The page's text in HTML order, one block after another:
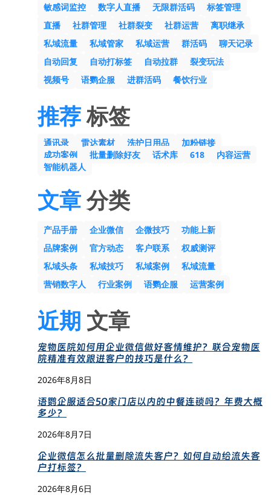
敏感词监控
数字人直播 无限群活码
标签管理
直播
社群管理 社群裂变 社群运营
离职继承
私域流量
私域管家 私域运营 群活码
聊天记录
自动回复
自动打标签 自动拉群
裂变玩法
视频号
语鹦企服 进群活码 餐饮行业
推荐标签
通讯录 雷达素材 洗护日用品
加粉链接
成功案例
批量删除好友 话术库 618
内容运营
智能机器人
文章分类
产品手册 企业微信 企微技巧
功能上新
品牌案例
官方动态 客户联系
权威测评
私域头条
私域技巧 私域案例
私域流量
营销数字人
行业案例 语鹦企服 运营案例
近期 文章
宠物医院如何用企业微信做好客情维护？联合宠物医
院精准有效跟进客户的技巧是什么？
2026年8月8日
语鹦企服适合50家门店以内的中餐连锁吗？年费大概
多少？
2026年8月7日
企业微信怎么批量删除流失客户？如何自动给流失客
户打标签？
2026年8月6日